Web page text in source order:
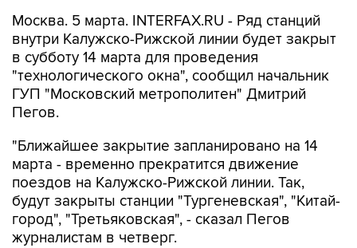
Москва. 5 марта. INTERFAX.RU - Ряд станций
внутри Калужско-Рижской линии будет закрыт
в субботу 14 марта для проведения
"технологического окна", сообщил начальник
ГУП "Московский метрополитен" Дмитрий
Пегов.
"Ближайшее закрытие запланировано на 14
марта - временно прекратится движение
поездов на Калужско-Рижской линии. Так,
будут закрыты станции "Тургеневская", "Китай-
город", "Третьяковская", - сказал Пегов
журналистам в четверг.